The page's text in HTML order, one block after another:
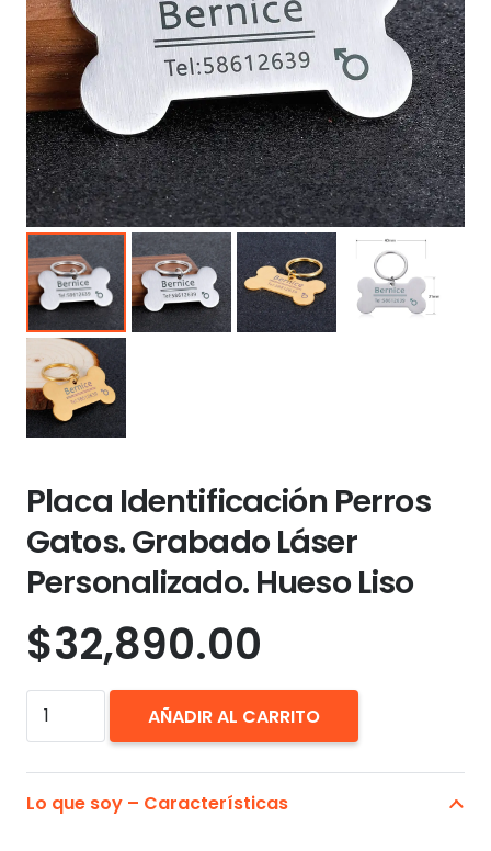
Placa Identificación Perros
Gatos. Grabado Láser
Personalizado. Hueso Liso
$32,890.00
Placa
Identificación
Gatos.
AÑADIR AL CARRITO
Lo que soy – Características